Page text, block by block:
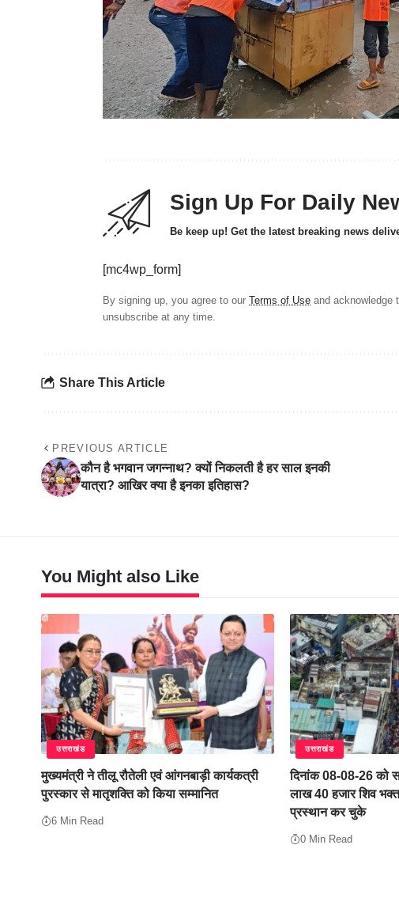
Sign Up For Daily
Be keep up! Get the latest breaking news
[mc4wp_form]
By signing up, you agree to our Terms of Use and acknowledge
unsubscribe at any time.
Share This Article
PREVIOUS ARTICLE
कौन है भगवान जगन्नाथ? क्यों निकलती है हर साल इनकी
यात्रा? आखिर क्या है इनका इतिहास?
You Might also Like
उत्तराखंड
मुख्यमंत्री ने तीलू रौतेली एवं आंगनबाड़ी कार्यकत्री
पुरस्कार से मातृशक्ति को किया सम्मानित
6 Min Read
उत्तराखंड
दिनांक 08-08-26 को
लाख 40 हजार शिव
प्रस्थान कर चुके
0 Min Read